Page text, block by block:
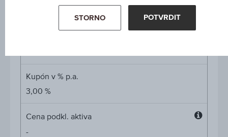
Kupón v % p.a.
3,00 %
Cena podkl. aktiva
-
STORNO POTVRDIT